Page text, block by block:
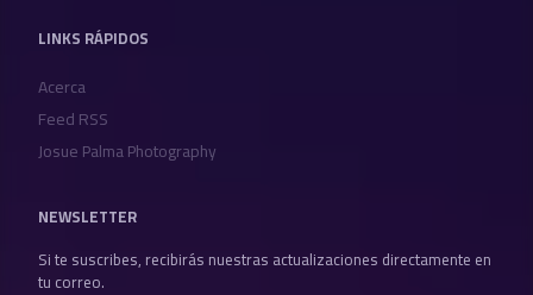
LINKS RÁPIDOS
Acerca
Feed RSS
Josue Palma Photography
NEWSLETTER
Si te suscribes, recibirás nuestras actualizaciones directamente en
tu correo.